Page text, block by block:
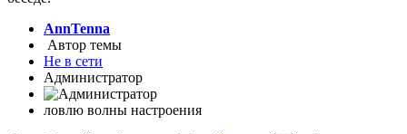
AnnTenna
Автор темы
Не в сети
Администратор
ловлю волны настроения